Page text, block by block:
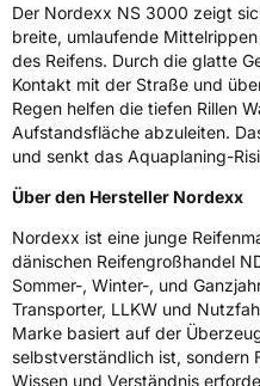
FahrzeugtypPKW
VerwendungSommerreifen
ModellnameNS 3000
FahrzeugartPKW & SUV
Weitere Eigenschaften
SchlauchtypTL
ZustandNeureifen
EU Label
Der Nordexx NS 3000 zeigt
breite, umlaufende
des Reifens. Durch die glatte
Kontakt mit der Straße und
Regen helfen die tiefen Rillen
Aufstandsfläche abzuleiten.
und senkt das Aquaplaning-
Über den Hersteller Nordexx
Nordexx ist eine junge
dänischen Reifengroßhandel
Sommer-, Winter-, und
Transporter, LLKW und
Marke basiert auf der
selbstverständlich ist, sondern
Wissen und Verständnis